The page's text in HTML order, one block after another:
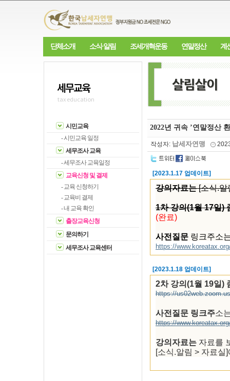
단체소개 소식·알림 조세개혁운동 연말정산 계
세무교육
tax education
시민교육
- 시민교육 일정
세무조사 교육
- 세무조사 교육일정
교육신청 및 결제
- 교육 신청하기
- 교육비 결제
- 내 교육 확인
출장교육신청
문의하기
세무조사 교육센터
2022년 귀속 ’연말정산
작성자: 납세자연맹
[2023.1.17 업데이트]
강의자료는[소식.알
1차 강의(1월 17일)
(완료)
사전질문 링크주소
https://
[2023.1.18 업데이트]
2차 강의(1월 19일)
https://
사전질문 링크주소
https://
강의자료는 자료를
[소식.알림 > 자료